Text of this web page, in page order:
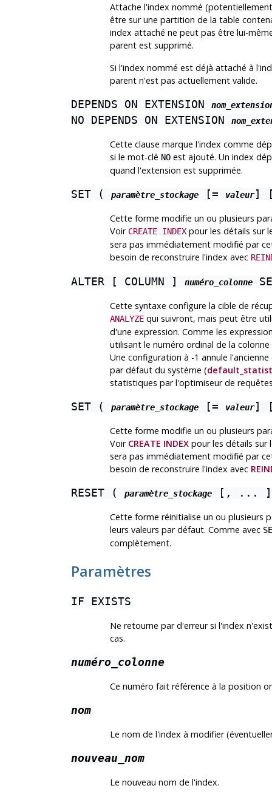
Attache l'index nommé
être sur une partition de la table
index attaché ne peut pas être lui-
parent est supprimé.
Si l'index nommé est déjà attaché à
parent n'est pas actuellement valide.
DEPENDS ON EXTENSION
NO DEPENDS ON EXTENSION
Cette clause marque l'index comme
si le mot-clé NOest ajouté. Un index
quand l'extension est supprimée.
SET ( paramètre_stockage[= valeur]
Cette forme modifie un ou plusieurs
Voir CREATE INDEXpour les détails sur
sera pas immédiatement modifié par
besoin de reconstruire l'index avec
ALTER [ COLUMN ] numéro_colonne
Cette syntaxe configure la cible de
ANALYZEqui suivront, mais peut être
d'une expression. Comme les
utilisant le numéro ordinal de la
Une configuration à -1 annule
par défaut du système (
statistiques par l'optimiseur de
SET ( paramètre_stockage[= valeur]
Cette forme modifie un ou plusieurs
Voir CREATE INDEXpour les détails sur
sera pas immédiatement modifié par
besoin de reconstruire l'index avec
RESET ( paramètre_stockage[, ... ]
Cette forme réinitialise un ou plusieurs
leurs valeurs par défaut. Comme avec
complètement.
Paramètres
IF EXISTS
Ne retourne par d'erreur si l'index
cas.
numéro_colonne
Ce numéro fait référence à la position
nom
Le nom de l'index à modifier
nouveau_nom
Le nouveau nom de l'index.